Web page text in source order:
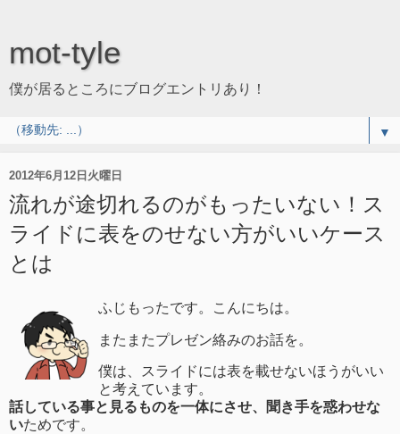
mot-tyle
僕が居るところにブログエントリあり！
▼
2012年6月12日火曜日
流れが途切れるのがもったいない！ス
ライドに表をのせない方がいいケース
とは
ふじもったです。こんにちは。
またまたプレゼン絡みのお話を。
僕は、スライドには表を載せないほうがいい
と考えています。
話している事と見るものを一体にさせ、聞き手を惑わせな
いためです。